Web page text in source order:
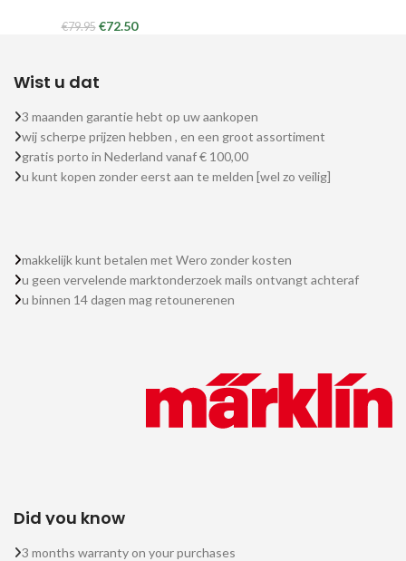
€79.95 €72.50
Wist u dat
3 maanden garantie hebt op uw aankopen
wij scherpe prijzen hebben , en een groot assortiment
gratis porto in Nederland vanaf € 100,00
u kunt kopen zonder eerst aan te melden [wel zo veilig]
makkelijk kunt betalen met Wero zonder kosten
u geen vervelende marktonderzoek mails ontvangt achteraf
u binnen 14 dagen mag retounerenen
Did you know
3 months warranty on your purchases